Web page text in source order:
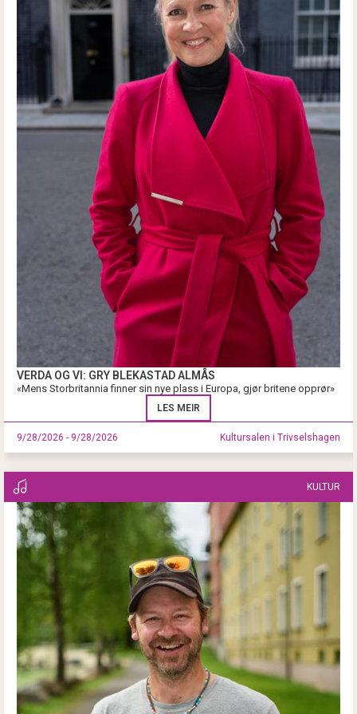
VERDA OG VI: GRY BLEKASTAD ALMÅS
«Mens Storbritannia finner sin nye plass i Europa, gjør britene opprør»
LES MEIR
9/28/2026 - 9/28/2026 Kultursalen i Trivselshagen
KULTUR